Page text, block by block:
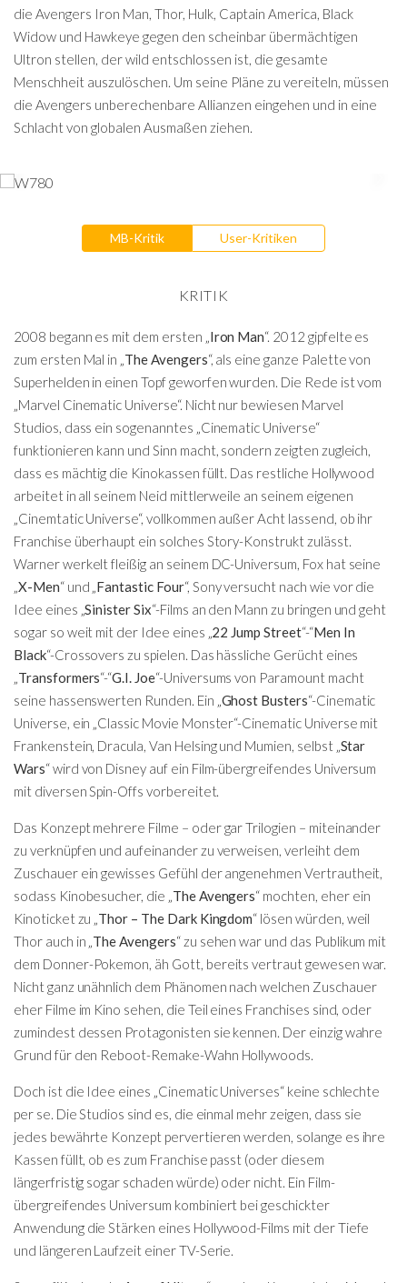
die Avengers Iron Man, Thor, Hulk, Captain America, Black
Widow und Hawkeye gegen den scheinbar übermächtigen
Ultron stellen, der wild entschlossen ist, die gesamte
Menschheit auszulöschen. Um seine Pläne zu vereiteln, müssen
die Avengers unberechenbare Allianzen eingehen und in eine
Schlacht von globalen Ausmaßen ziehen.
MB-Kritik User-Kritiken
KRITIK
2008 begann es mit dem ersten „ Iron Man“. 2012 gipfelte es
zum ersten Mal in „ The Avengers“, als eine ganze Palette von
Superhelden in einen Topf geworfen wurden. Die Rede ist vom
„Marvel Cinematic Universe“. Nicht nur bewiesen Marvel
Studios, dass ein sogenanntes „Cinematic Universe“
funktionieren kann und Sinn macht, sondern zeigten zugleich,
dass es mächtig die Kinokassen füllt. Das restliche Hollywood
arbeitet in all seinem Neid mittlerweile an seinem eigenen
„Cinemtatic Universe“, vollkommen außer Acht lassend, ob ihr
Franchise überhaupt ein solches Story-Konstrukt zulässt.
Warner werkelt fleißig an seinem DC-Universum, Fox hat seine
X-Men“ und „ Fantastic Four“, Sony versucht nach wie vor die
Idee eines „Sinister Six“-Films an den Mann zu bringen und geht
sogar so weit mit der Idee eines „ 22 Jump Street“-“Men In
Black“-Crossovers zu spielen. Das hässliche Gerücht eines
Transformers“-“G.I. Joe“-Universums von Paramount macht
seine hassenswerten Runden. Ein „ Ghost Busters“-Cinematic
Universe, ein „Classic Movie Monster“-Cinematic Universe mit
Frankenstein, Dracula, Van Helsing und Mumien, selbst „ Star
Wars“ wird von Disney auf ein Film-übergreifendes Universum
mit diversen Spin-Offs vorbereitet.
Das Konzept mehrere Filme – oder gar Trilogien – miteinander
zu verknüpfen und aufeinander zu verweisen, verleiht dem
Zuschauer ein gewisses Gefühl der angenehmen Vertrautheit,
sodass Kinobesucher, die „ The Avengers“ mochten, eher ein
Kinoticket zu „ Thor – The Dark Kingdom“ lösen würden, weil
Thor auch in „ The Avengers“ zu sehen war und das Publikum mit
dem Donner-Pokemon, äh Gott, bereits vertraut gewesen war.
Nicht ganz unähnlich dem Phänomen nach welchen Zuschauer
eher Filme im Kino sehen, die Teil eines Franchises sind, oder
zumindest dessen Protagonisten sie kennen. Der einzig wahre
Grund für den Reboot-Remake-Wahn Hollywoods.
Doch ist die Idee eines „Cinematic Universes“ keine schlechte
per se. Die Studios sind es, die einmal mehr zeigen, dass sie
jedes bewährte Konzept pervertieren werden, solange es ihre
Kassen füllt, ob es zum Franchise passt (oder diesem
längerfristig sogar schaden würde) oder nicht. Ein Film-
übergreifendes Universum kombiniert bei geschickter
Anwendung die Stärken eines Hollywood-Films mit der Tiefe
und längeren Laufzeit einer TV-Serie.